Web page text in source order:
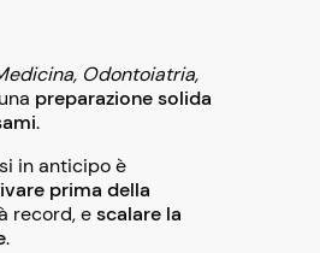
Odontoiatria,
preparazione solida
.
in anticipo è
prima della
record, escalare la
.